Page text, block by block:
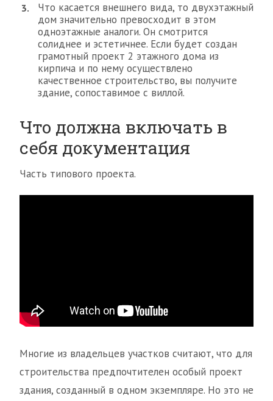
Что касается внешнего вида, то двухэтажный
дом значительно превосходит в этом
одноэтажные аналоги. Он смотрится
солиднее и эстетичнее. Если будет создан
грамотный проект 2 этажного дома из
кирпича и по нему осуществлено
качественное строительство, вы получите
здание, сопоставимое с виллой.
Что должна включать в
себя документация
Часть типового проекта.
Многие из владельцев участков считают, что для
строительства предпочтителен особый проект
здания, созданный в одном экземпляре. Но это не